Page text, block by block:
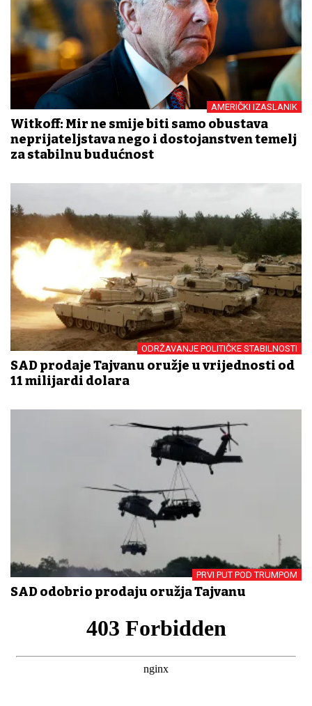
AMERIČKI IZASLANIK
Witkoff: Mir ne smije biti samo obustava
neprijateljstava nego i dostojanstven temelj
za stabilnu budućnost
ODRŽAVANJE POLITIČKE STABILNOSTI
SAD prodaje Tajvanu oružje u vrijednosti od
11 milijardi dolara
PRVI PUT POD TRUMPOM
SAD odobrio prodaju oružja Tajvanu